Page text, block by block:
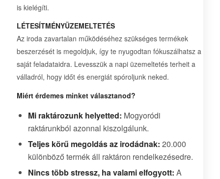
is kielégíti.
LÉTESÍTMÉNYÜZEMELTETÉS
Az iroda zavartalan működéséhez szükséges termékek
beszerzését is megoldjuk, így te nyugodtan fókuszálhatsz a
saját feladataidra. Levesszük a napi üzemeltetés terheit a
válladról, hogy időt és energiát spóroljunk neked.
Miért érdemes minket választanod?
Mi raktározunk helyetted: Mogyoródi
raktárunkból azonnal kiszolgálunk.
Teljes körű megoldás az irodádnak: 20.000
különböző termék áll raktáron rendelkezésedre.
Nincs több stressz, ha valami elfogyott: A